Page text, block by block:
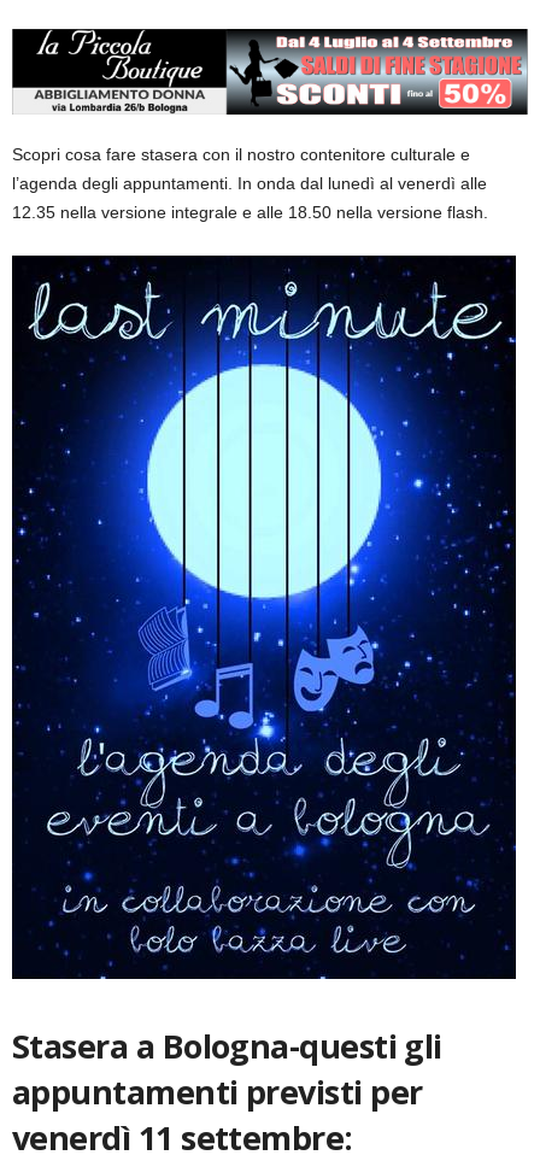
Scopri cosa fare stasera con il nostro contenitore culturale e
l’agenda degli appuntamenti. In onda dal lunedì al venerdì alle
12.35 nella versione integrale e alle 18.50 nella versione flash.
Stasera a Bologna-questi gli
appuntamenti previsti per
venerdì 11 settembre: